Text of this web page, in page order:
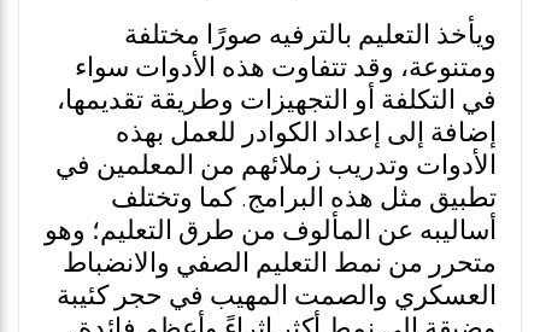
ويأخذ التعليم بالترفيه صورًا مختلفة
ومتنوعة، وقد تتفاوت هذه الأدوات سواء
في التكلفة أو التجهيزات وطريقة تقديمها،
إضافة إلى إعداد الكوادر للعمل بهذه
الأدوات وتدريب زملائهم من المعلمين في
تطبيق مثل هذه البرامج. كما وتختلف
أساليبه عن المألوف من طرق التعليم؛ وهو
متحرر من نمط التعليم الصفي والانضباط
العسكري والصمت المهيب في حجر كئيبة